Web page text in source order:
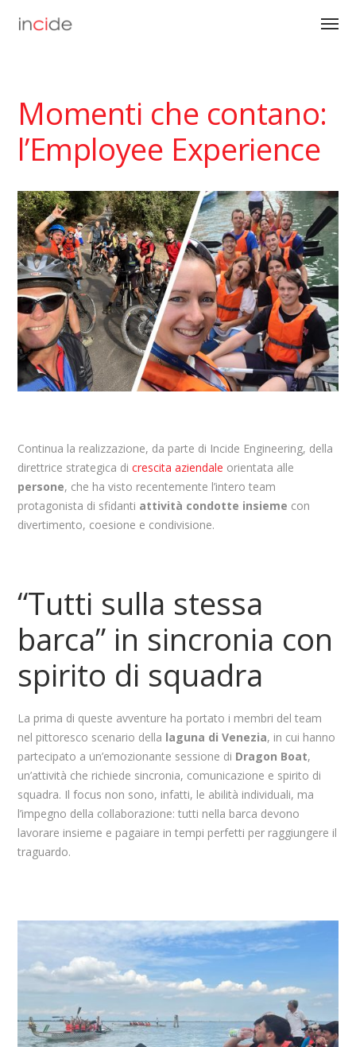
Momenti che contano:
l’Employee Experience
Continua la realizzazione, da parte di Incide Engineering, della
direttrice strategica dicrescita aziendale orientata alle
persone, che ha visto recentemente l’intero team
protagonista di sfidanti attività condotte insieme con
divertimento, coesione e condivisione.
“Tutti sulla stessa
barca” in sincronia con
spirito di squadra
La prima di queste avventure ha portato i membri del team
nel pittoresco scenario della laguna di Venezia, in cui hanno
partecipato a un’emozionante sessione di Dragon Boat,
un’attività che richiede sincronia, comunicazione e spirito di
squadra. Il focus non sono, infatti, le abilità individuali, ma
l’impegno della collaborazione: tutti nella barca devono
lavorare insieme e pagaiare in tempi perfetti per raggiungere il
traguardo.